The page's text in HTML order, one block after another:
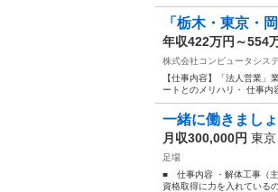
「栃木・東京・
年収422万円～554
株式会社コンピュータシス
【仕事内容】「法人営業
ートとのメリハリ・ 仕事内
一緒に働きまし
月収300,000円 東京
足場
■ 仕事内容 ・解体工事（
資格取得に力を入れている